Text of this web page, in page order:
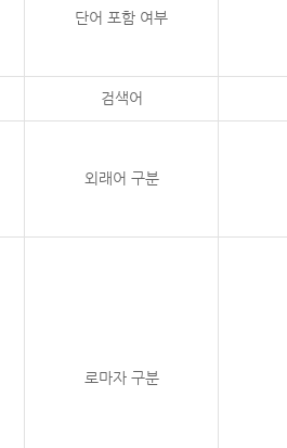
단어 포함 여부
검색어
외래어 구분
로마자 구분